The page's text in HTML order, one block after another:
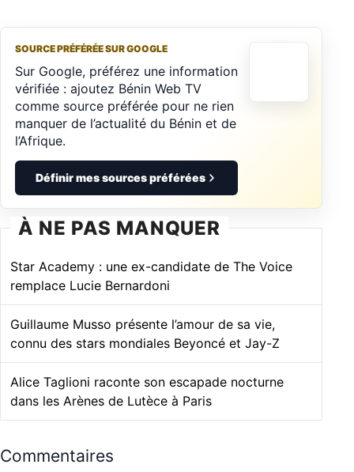
SOURCE PRÉFÉRÉE SUR GOOGLE
Sur Google, préférez une information
vérifiée : ajoutez Bénin Web TV
comme source préférée pour ne rien
manquer de l’actualité du Bénin et de
l’Afrique.
Définir mes sources préférées
À NE PAS MANQUER
Star Academy : une ex-candidate de The Voice
remplace Lucie Bernardoni
Guillaume Musso présente l’amour de sa vie,
connu des stars mondiales Beyoncé et Jay-Z
Alice Taglioni raconte son escapade nocturne
dans les Arènes de Lutèce à Paris
Commentaires